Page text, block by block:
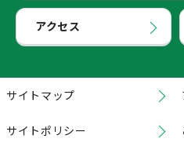
アクセス
サイトマップ
サイトポリシー